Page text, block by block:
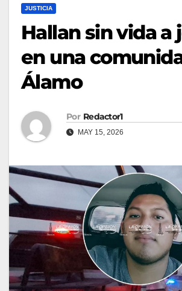
JUSTICIA
Hallan sin vida a
en una
Álamo
Por Redactor1
MAY 15, 2026